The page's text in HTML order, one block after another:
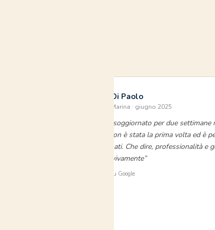
Stefano Di Paolo
Residenza Marina · giugno 2025
“Abbiamo soggiornato per due settimane
Marina e non è stata la prima volta ed è
siamo tornati. Che dire, professionalità e
Consiglio vivamente”
⭐ Verificato su Google